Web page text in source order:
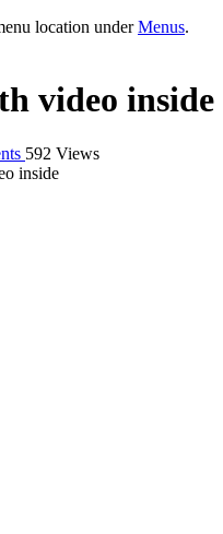
location underMenus.
video inside
592 Views
inside